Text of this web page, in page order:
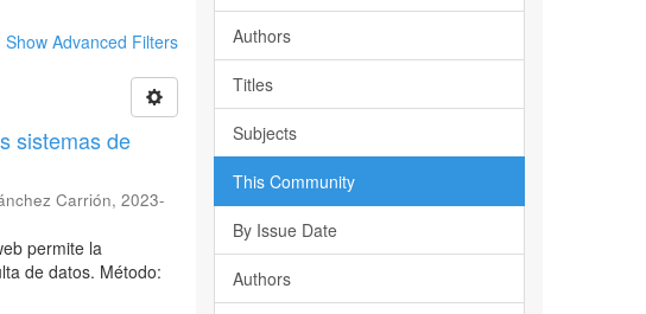
Show Advanced Filters
sistemas de
Carrión,2023-
permite la
de datos. Método:
Authors
Titles
Subjects
This Community
By Issue Date
Authors